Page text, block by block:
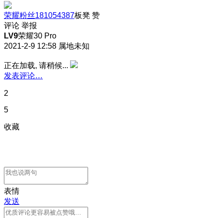
荣耀粉丝181054387板凳 赞
评论 举报
LV9荣耀30 Pro
2021-2-9 12:58 属地未知
正在加载, 请稍候...
发表评论…
2
5
收藏
表情
发送